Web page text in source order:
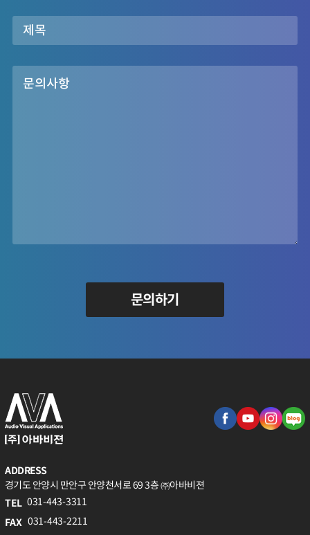
문의하기
ADDRESS
경기도 안양시 만안구 안양천서로 69 3층 ㈜아바비젼
TEL 031-443-3311
FAX 031-443-2211